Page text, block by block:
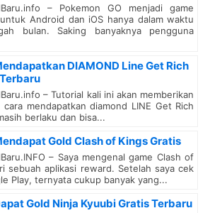
– Pokemon GO menjadi game
Android dan iOS hanya dalam waktu
bulan. Saking banyaknya pengguna
DIAMOND Line Get Rich
– Tutorial kali ini akan memberikan
mendapatkan diamond LINE Get Rich
berlaku dan bisa...
Gold Clash of Kings Gratis
– Saya mengenal game Clash of
sebuah aplikasi reward. Setelah saya cek
Play, ternyata cukup banyak yang...
Gold Ninja Kyuubi Gratis Terbaru